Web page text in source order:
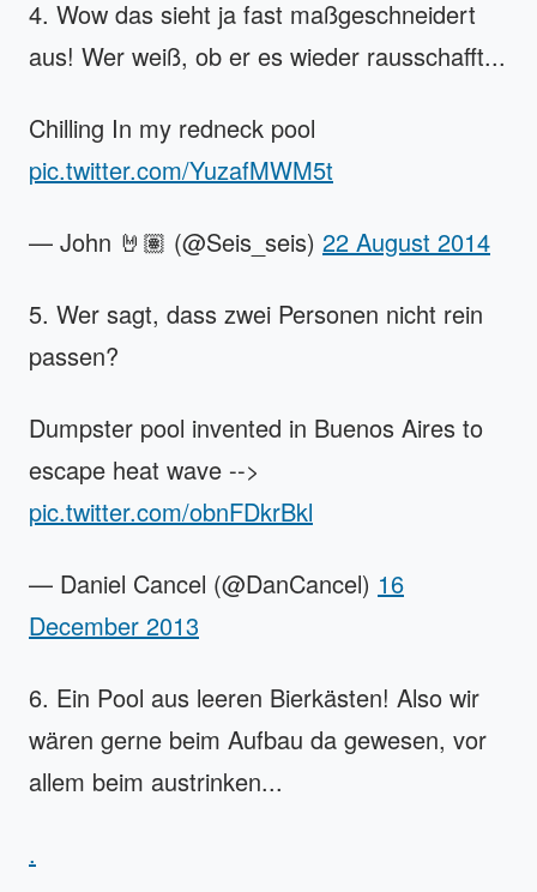
4. Wow das sieht ja fast maßgeschneidert
aus! Wer weiß, ob er es wieder rausschafft...
Chilling In my redneck pool
pic.twitter.com/YuzafMWM5t
— John 🤘🏽 (@Seis_seis) 22 August 2014
5. Wer sagt, dass zwei Personen nicht rein
passen?
Dumpster pool invented in Buenos Aires to
escape heat wave -->
pic.twitter.com/obnFDkrBkl
— Daniel Cancel (@DanCancel) 16
December 2013
6. Ein Pool aus leeren Bierkästen! Also wir
wären gerne beim Aufbau da gewesen, vor
allem beim austrinken...
.